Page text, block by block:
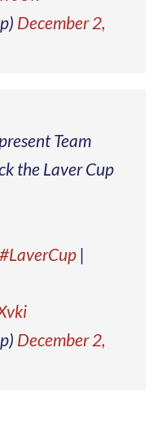
December 2,
Team
the Laver Cup
#LaverCup |
December 2,